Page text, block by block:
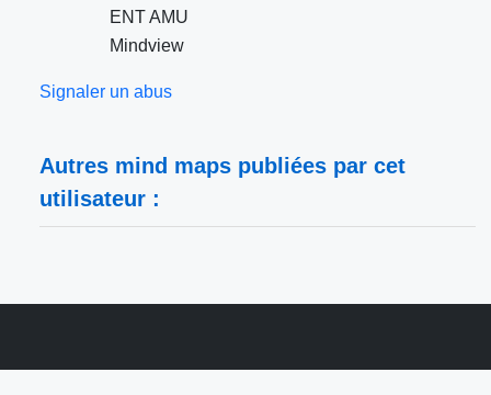
ENT AMU
Mindview
Signaler un abus
Autres mind maps publiées par cet
utilisateur :